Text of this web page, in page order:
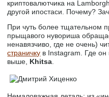
криптовалютчика на
другой ипостаси. Почему?
При чуть более тщательном
прыщавого нувориша
ненавязчиво, где не очень)
страничку в Instagram. Где он
выше, Khitsa